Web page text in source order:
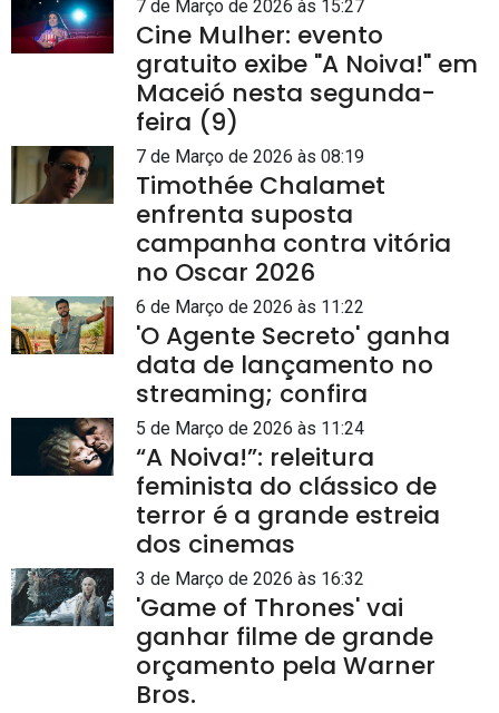
7 de Março de 2026 às 15:27
Cine Mulher: evento
gratuito exibe "A Noiva!" em
Maceió nesta segunda-
feira (9)
7 de Março de 2026 às 08:19
Timothée Chalamet
enfrenta suposta
campanha contra vitória
no Oscar 2026
6 de Março de 2026 às 11:22
'O Agente Secreto' ganha
data de lançamento no
streaming; confira
5 de Março de 2026 às 11:24
“A Noiva!”: releitura
feminista do clássico de
terror é a grande estreia
dos cinemas
3 de Março de 2026 às 16:32
'Game of Thrones' vai
ganhar filme de grande
orçamento pela Warner
Bros.